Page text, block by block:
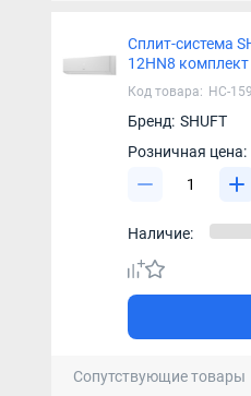
Сплит-система
12HN8 комплект
Код товара: НС-
Бренд: SHUFT
Розничная цена:
Наличие:
Сопутствующие товары